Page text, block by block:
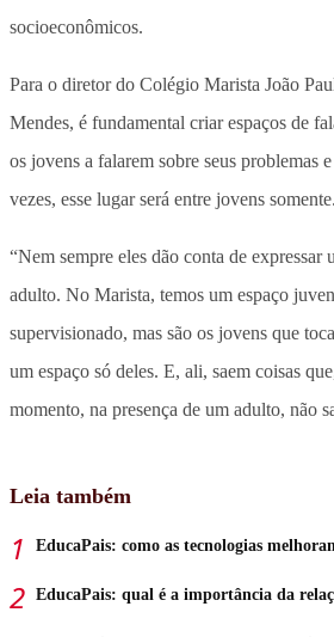
socioeconômicos.
Para o diretor do Colégio Marista João
Mendes, é fundamental criar espaços de
os jovens a falarem sobre seus problemas
vezes, esse lugar será entre jovens somente.
“Nem sempre eles dão conta de expressar
adulto. No Marista, temos um espaço
supervisionado, mas são os jovens que
um espaço só deles. E, ali, saem coisas
momento, na presença de um adulto, não
Leia também
EducaPais: como as tecnologias
EducaPais: qual é a importância da